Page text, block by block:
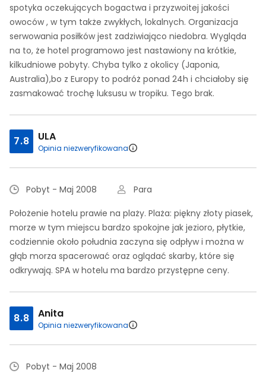
spotyka oczekujących bogactwa i przyzwoitej jakości
owoców , w tym także zwykłych, lokalnych. Organizacja
serwowania posiłków jest zadziwiająco niedobra. Wygląda
na to, że hotel programowo jest nastawiony na krótkie,
kilkudniowe pobyty. Chyba tylko z okolicy (Japonia,
Australia),bo z Europy to podróż ponad 24h i chciałoby się
zasmakować trochę luksusu w tropiku. Tego brak.
7.8 ULA
Opinia niezweryfikowana
Pobyt - Maj 2008
Para
Położenie hotelu prawie na plaży. Plaża: piękny złoty piasek,
morze w tym miejscu bardzo spokojne jak jezioro, płytkie,
codziennie około południa zaczyna się odpływ i można w
głąb morza spacerować oraz oglądać skarby, które się
odkrywają. SPA w hotelu ma bardzo przystępne ceny.
8.8 Anita
Opinia niezweryfikowana
Pobyt - Maj 2008